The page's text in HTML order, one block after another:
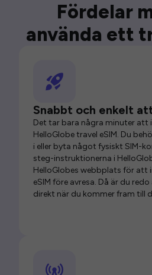
Fördelar
använda ett
Snabbt och enkelt
Det tar bara några minuter att
HelloGlobe travel eSIM. Du
i eller byta något fysiskt SIM-
steg-instruktionerna i
HelloGlobes webbplats för att
eSIM före avresa. Då är du
direkt när du kommer fram till